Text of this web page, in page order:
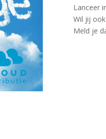
Lanceer
Wil jij
Meld je